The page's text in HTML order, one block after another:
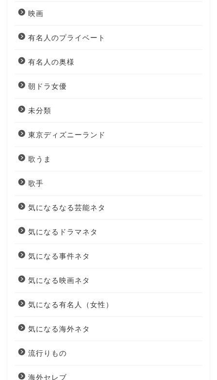
映画
有名人のプライベート
有名人の奥様
朝ドラ女優
未分類
東京ディズニーランド
歌うま
歌手
気になるなる芸能ネタ
気になるドラマネタ
気になる事件ネタ
気になる映画ネタ
気になる有名人（女性）
気になる海外ネタ
流行りもの
海外セレブ